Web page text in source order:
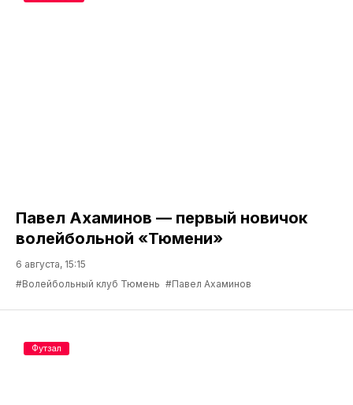
Павел Ахаминов — первый новичок
волейбольной «Тюмени»
6 августа, 15:15
#Волейбольный клуб Тюмень #Павел Ахаминов
Футзал